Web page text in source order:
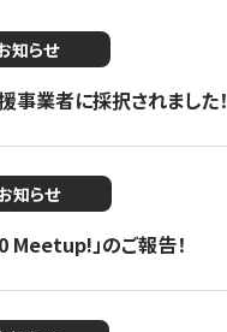
知らせ
業者に採択されました！
知らせ
Meetup!」のご報告！